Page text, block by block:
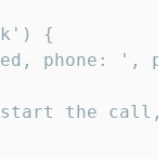
{
phone: ',
the